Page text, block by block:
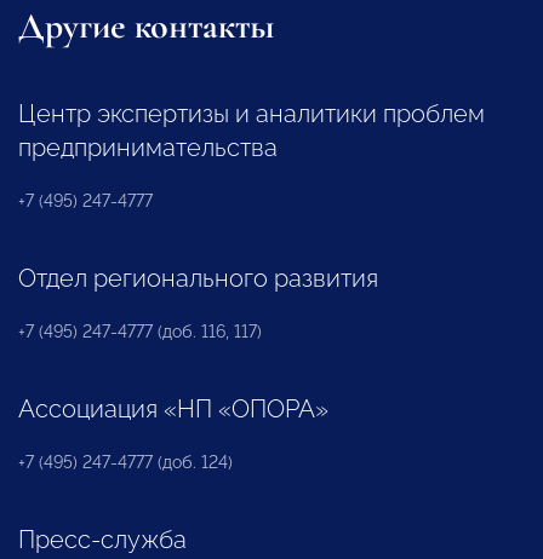
Другие контакты
Центр экспертизы и аналитики проблем
предпринимательства
+7 (495) 247-4777
Отдел регионального развития
+7 (495) 247-4777 (доб. 116, 117)
Ассоциация «НП «ОПОРА»
+7 (495) 247-4777 (доб. 124)
Пресс-служба